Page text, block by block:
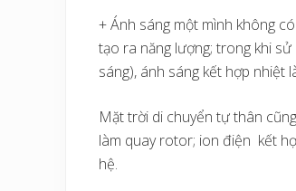
+ Ánh sáng một mình không
tạo ra năng lượng; trong khi
sáng), ánh sáng kết hợp nhiệt
Mặt trời di chuyển tự thân
làm quay rotor; ion điện kết
hệ.